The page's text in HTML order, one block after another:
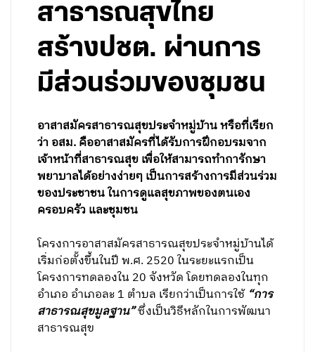
สาธารณสุขไทย
สร้างปชต. ผ่านการ
มีส่วนร่วมของชุมชน
อาสาสมัครสาธารณสุขประจำหมู่บ้าน หรือที่เรียก
ว่า อสม. คืออาสาสมัครที่ได้รับการฝึกอบรมจาก
เจ้าหน้าที่สาธารณสุข เพื่อให้สามารถทำการักษา
พยาบาลได้อย่างง่ายๆ เป็นการสร้างการมีส่วนร่วม
ของประชาชน ในการดูแลสุขภาพของตนเอง
ครอบครัว และชุมชน
โครงการอาสาสมัครสาธารณสุขประจำหมู่บ้านได้
เริ่มก่อตั้งขึ้นในปี พ.ศ. 2520 ในระยะแรกเป็น
โครงการทดลองใน 20 จังหวัด โดยทดลองในทุก
อำเภอ อำเภอละ 1 ตำบล เรียกว่าเป็นการใช้ “การ
สาธารณสุขมูลฐาน”ซึ่งเป็นวิธีหลักในการพัฒนา
สาธารณสุข